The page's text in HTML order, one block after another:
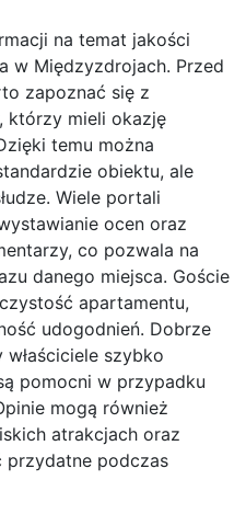
na temat jakości
w Międzyzdrojach. Przed
zapoznać się z
którzy mieli okazję
temu można
obiektu, ale
Wiele portali
ocen oraz
co pozwala na
danego miejsca. Goście
apartamentu,
udogodnień. Dobrze
szybko
pomocni w przypadku
mogą również
atrakcjach oraz
przydatne podczas